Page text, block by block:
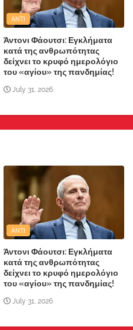
ANTI
Άντονι Φάουτσι: Εγκλήματα
κατά της ανθρωπότητας
δείχνει το κρυφό ημερολόγιο
του «αγίου» της πανδημίας!
July 31, 2026
ANTI
Άντονι Φάουτσι: Εγκλήματα
κατά της ανθρωπότητας
δείχνει το κρυφό ημερολόγιο
του «αγίου» της πανδημίας!
July 31, 2026